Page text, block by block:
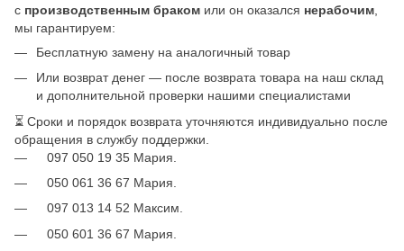
с производственным браком или он оказался нерабочим
мы гарантируем:
Бесплатную замену на аналогичный товар
Или возврат денег — после возврата товара на наш склад
и дополнительной проверки нашими специалистами
⏳ Сроки и порядок возврата уточняются индивидуально после
обращения в службу поддержки.
097 050 19 35 Мария.
050 061 36 67 Мария.
097 013 14 52 Максим.
050 601 36 67 Мария.